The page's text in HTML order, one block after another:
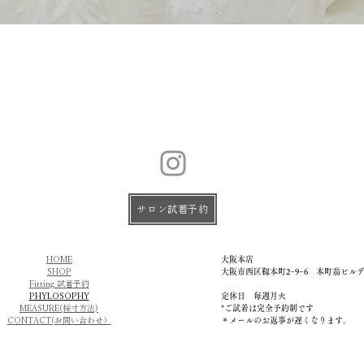
サロン試着予約
HOME
SHOP
Fitting 試着予約
PHYLOSOPHY
MEASURE(採寸方法)
CONTACT(お問い合わせ）
大阪本店
大阪市西区靱本町2−9−6 本町翁ビル
定休日 毎週月火
​*ご試着は完全予約制です
＊メールのお返事が遅くなります。